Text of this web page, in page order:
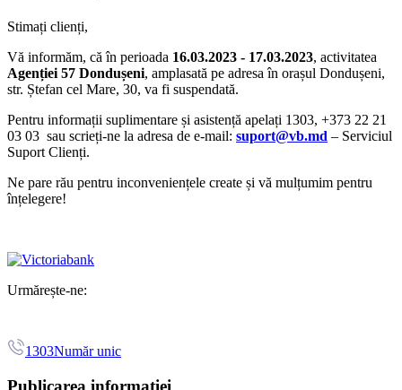
Stimați clienți,
Vă informăm, că în perioada 16.03.2023 - 17.03.2023, activitatea
Agenției 57 Dondușeni, amplasată pe adresa în orașul Dondușeni,
str. Ștefan cel Mare, 30, va fi suspendată.
Pentru informații suplimentare și asistență apelați 1303, +373 22 21
03 03 sau scrieți-ne la adresa de e-mail: suport@vb.md – Serviciul
Suport Clienți.
Ne pare rău pentru inconveniențele create și vă mulțumim pentru
înțelegere!
Urmărește-ne:
1303Număr unic
Publicarea informației